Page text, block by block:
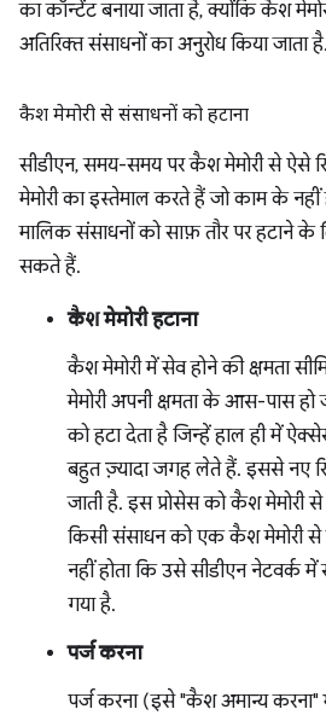
का कॉन्टेंट बनाया जाता है, क्योंकि कैश
अतिरिक्त संसाधनों का अनुरोध किया जाता है.
कैश मेमोरी से संसाधनों को हटाना
सीडीएन, समय-समय पर कैश मेमोरी से ऐसे
मेमोरी का इस्तेमाल करते हैं जो काम के
मालिक संसाधनों को साफ़ तौर पर हटाने के
सकते हैं.
कैश मेमोरी हटाना
कैश मेमोरी में सेव होने की क्षमता
मेमोरी अपनी क्षमता के आस-पास हो
को हटा देता है जिन्हें हाल ही में
बहुत ज़्यादा जगह लेते हैं. इससे नए
जाती है. इस प्रोसेस को कैश मेमोरी से
किसी संसाधन को एक कैश मेमोरी
नहीं होता कि उसे सीडीएन नेटवर्क में
गया है.
पर्ज करना
पर्ज करना (इसे "कैश अमान्य करना"